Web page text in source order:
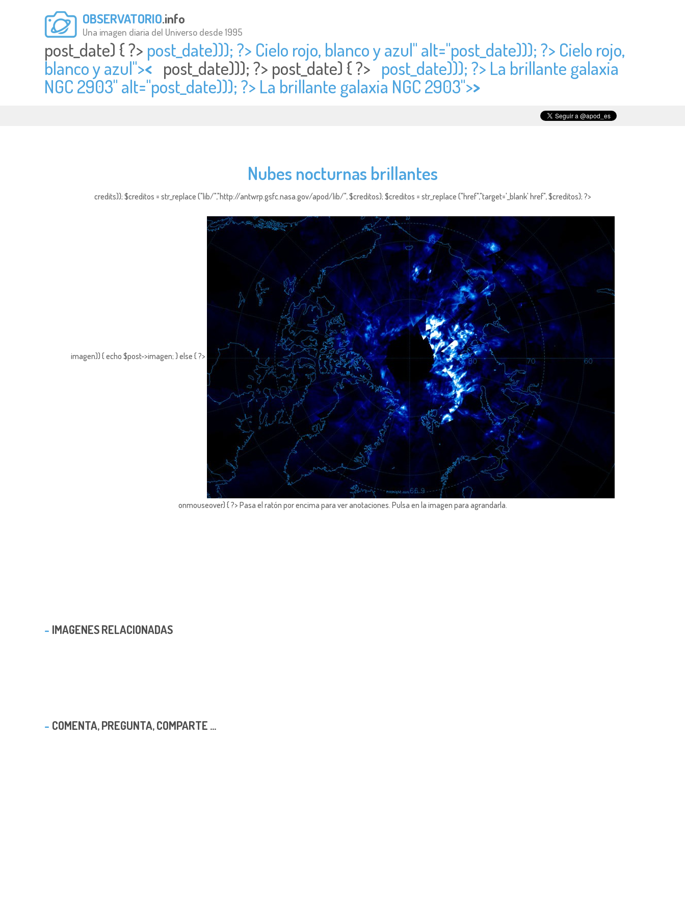
OBSERVATORIO.info
Una imagen diaria del Universo desde 1995
post_date) { ?> post_date))); ?> Cielo rojo, blanco y azul" alt="post_date))); ?> Cielo rojo,
blanco y azul">< post_date))); ?> post_date) { ?> post_date))); ?> La brillante galaxia
NGC 2903" alt="post_date))); ?> La brillante galaxia NGC 2903">>
Nubes nocturnas brillantes
credits)); $creditos = str_replace ("lib/","http://antwrp.gsfc.nasa.gov/apod/lib/", $creditos); $creditos = str_replace ("href","target='_blank' href", $creditos); ?>
imagen)) { echo $post->imagen; } else { ?>
onmouseover) { ?> Pasa el ratón por encima para ver anotaciones. Pulsa en la imagen para agrandarla.
IMAGENES RELACIONADAS
COMENTA, PREGUNTA, COMPARTE ...